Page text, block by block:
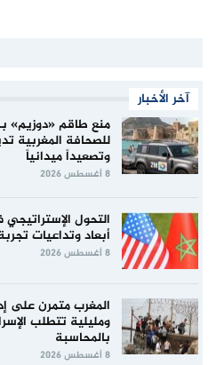
آخر الأخبار
منع طاقم «دوزيم»
للصحافة المغربية
وتصعيداً ميدانياً
8 أغسطس 2026
التحول الإستراتيجي
أبعاد وتداعيات
8 أغسطس 2026
المغرب متمرن على
ومليلية تتطلب
بالمحاسبة
8 أغسطس 2026